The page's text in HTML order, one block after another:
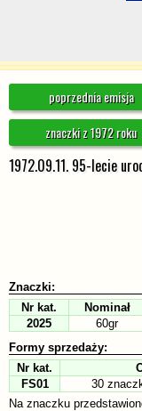
poprzednia emisja
znaczki z 1972 roku
1972.09.11. 95-lecie
Znaczki:
Nr kat.
Nominał
2025
60gr
Formy sprzedaży:
Nr kat.
FS01
30
Na znaczku